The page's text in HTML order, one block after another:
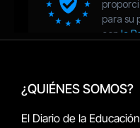
¿QUIÉNES SOMOS?
El Diario de la Educación